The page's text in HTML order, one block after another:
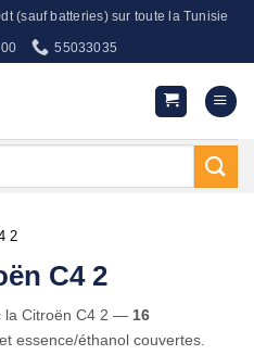
(sauf batteries) sur toute la Tunisie
55033035
2
C4 2
la Citroën C4 2 — 16
essence/éthanol couvertes.